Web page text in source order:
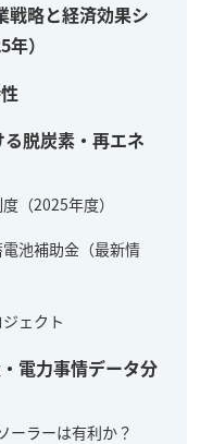
戦略と経済効果シ
）
脱炭素・再エネ
（2025年度）
池補助金（最新情
ェクト
電力事情データ分
ーラーは有利か？